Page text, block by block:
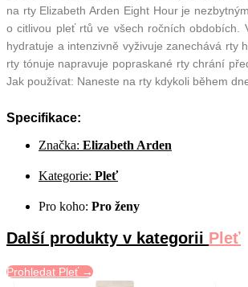
na rty Elizabeth Arden Eight Hour je
o citlivou pleť rtů ve všech ročních obdobích.
hydratuje a intenzivně vyživuje zanechává rty
rty tónuje napravuje popraskané rty chrání
Jak používat: Naneste na rty kdykoli během
Specifikace:
Značka: Elizabeth Arden
Kategorie: Pleť
Pro koho: Pro ženy
Další produkty v kategorii Pleť
Prohledat Pleť →